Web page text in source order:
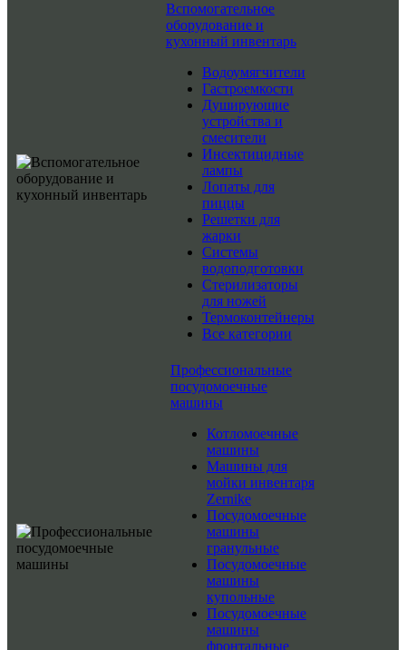
Вспомогательное
оборудование и
кухонный инвентарь
Водоумягчители
Гастроемкости
Душирующие
устройства и
смесители
Инсектицидные
лампы
Лопаты для
пиццы
Решетки для
жарки
Системы
водоподготовки
Стерилизаторы
для ножей
Термоконтейнеры
Все категории
Профессиональные
посудомоечные
машины
Котломоечные
машины
Машины для
мойки инвентаря
Zernike
Посудомоечные
машины
гранульные
Посудомоечные
машины
купольные
Посудомоечные
машины
фронтальные